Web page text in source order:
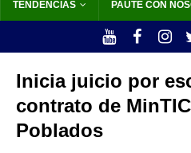
TENDENCIAS PAUTE CON
Inicia juicio por
contrato de
Poblados